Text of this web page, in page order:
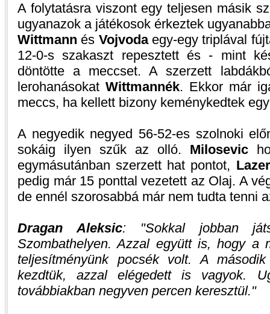
A folytatásra viszont egy teljesen másik
ugyanazok a játékosok érkeztek
Wittmann és Vojvodaegy-egy triplával
12-0-s szakaszt repesztett és - mint
döntötte a meccset. A szerzett
lerohanásokat Wittmannék. Ekkor már
meccs, ha kellett bizony keménykedtek
A negyedik negyed 56-52-es szolnoki
sokáig ilyen szűk az olló. Milosevic
egymásutánban szerzett hat pontot,
pedig már 15 ponttal vezetett az Olaj. A
de ennél szorosabbá már nem tudta tenni
Dragan Aleksic:
Sokkal jobban
Szombathelyen. Azzal együtt is, hogy a
teljesítményünk pocsék volt. A
kezdtük, azzal elégedett is vagyok.
továbbiakban negyven percen keresztül.